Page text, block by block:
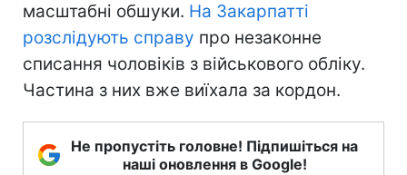
масштабні обшуки. На Закарпатті
розслідують справу про незаконне
списання чоловіків з військового обліку.
Частина з них вже виїхала за кордон.
Не пропустіть головне! Підпишіться на
наші оновлення в Google!